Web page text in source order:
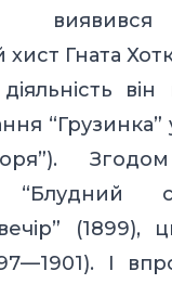
хист Гната
“Грузинка”
“Блудний
(1899),
І